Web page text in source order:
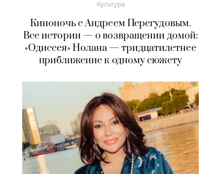
Культура
Киноночь с Андреем Перегудовым.
Все истории — о возвращении домой:
«Одиссея» Нолана — тридцатилетнее
приближение к одному сюжету